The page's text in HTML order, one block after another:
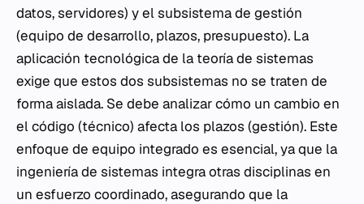
datos, servidores) y el subsistema de gestión
(equipo de desarrollo, plazos, presupuesto). La
aplicación tecnológica de la teoría de sistemas
exige que estos dos subsistemas no se traten de
forma aislada. Se debe analizar cómo un cambio en
el código (técnico) afecta los plazos (gestión). Este
enfoque de equipo integrado es esencial, ya que la
ingeniería de sistemas integra otras disciplinas en
un esfuerzo coordinado, asegurando que la